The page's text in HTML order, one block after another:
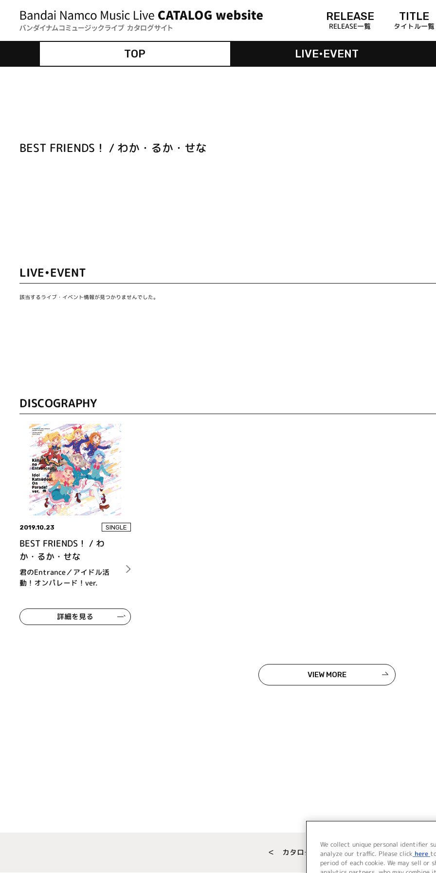
RELEASE
RELEASE一覧
TITLE
タイトル一覧
TOP LIVE•EVENT
BEST FRIENDS！ / わか・るか・せな
LIVE•EVENT
該当するライブ・イベント情報が見つかりませんでした。
DISCOGRAPHY
2019.10.23 SINGLE
BEST FRIENDS！ / わ
か・るか・せな
君のEntrance／アイドル活
動！オンパレード！ver.
詳細を見る
VIEW MORE
＜ カタログサイト トップページへ
We collect unique personal identifier
analyze our traffic. Please click here
period of each cookie. We may sell